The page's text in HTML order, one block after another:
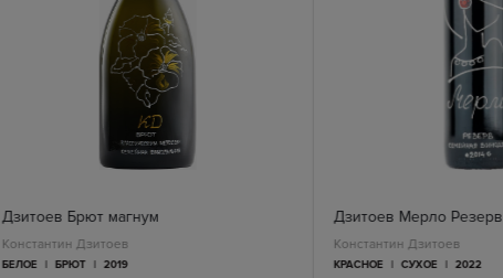
Дзитоев Брют магнум
Константин Дзитоев
БЕЛОЕ | БРЮТ | 2019
Дзитоев Мерло Резерв
Константин Дзитоев
КРАСНОЕ | СУХОЕ | 2022